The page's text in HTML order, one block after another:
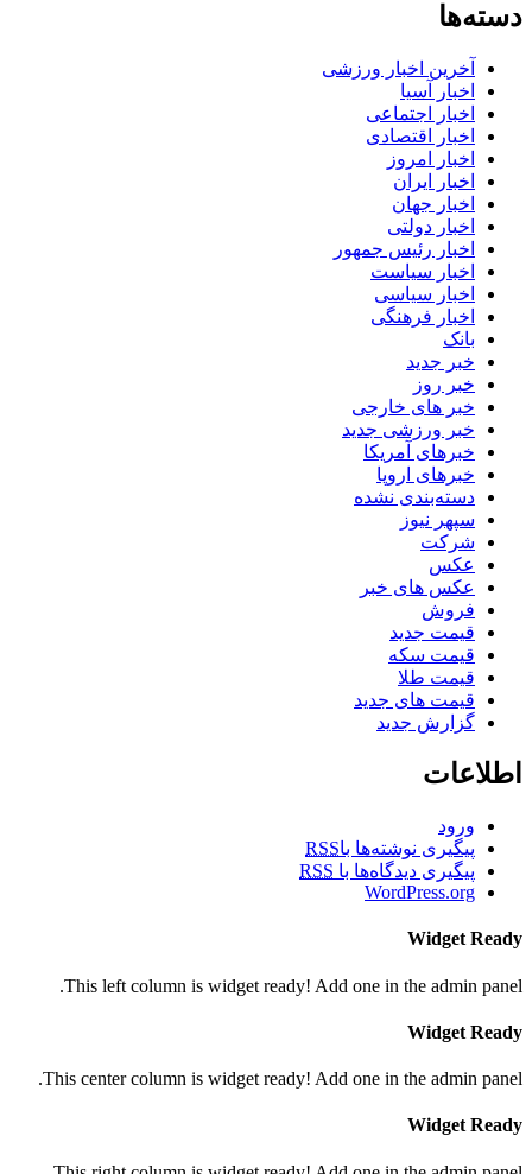
دسته‌ها
آخرین اخبار ورزشی
اخبار آسیا
اخبار اجتماعی
اخبار اقتصادی
اخبار امروز
اخبار ایران
اخبار جهان
اخبار دولتی
اخبار رئیس جمهور
اخبار سیاست
اخبار سیاسی
اخبار فرهنگی
بانک
خبر جدید
خبر روز
خبر های خارجی
خبر ورزشی جدید
خبرهای آمریکا
خبرهای اروپا
دسته‌بندی نشده
سپهر نیوز
شرکت
عکس
عکس های خبر
فروش
قیمت جدید
قیمت سکه
قیمت طلا
قیمت های جدید
گزارش جدید
اطلاعات
ورود
پیگیری نوشته‌ها باRSS
پیگیری دیدگاه‌ها با RSS
WordPress.org
Widget Ready
This left column is widget ready! Add one in the admin panel.
Widget Ready
This center column is widget ready! Add one in the admin panel.
Widget Ready